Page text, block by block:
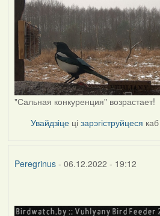
"Сальная конкуренция" возрастает!
Увайдзіце цізарэгіструйцеся
Peregrinus- 06.12.2022 - 19:12